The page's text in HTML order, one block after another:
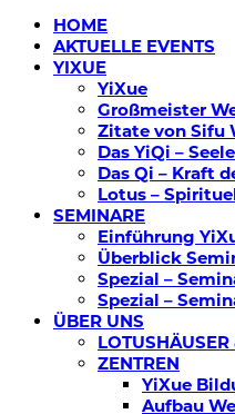
HOME
AKTUELLE EVENTS
YIXUE
YiXue
Großmeister
Zitate von Sifu
Das YiQi –
Das Qi – Kraft
Lotus –
SEMINARE
Einführung
Überblick
Spezial –
Spezial –
ÜBER UNS
ZENTREN
YiXue
Aufbau